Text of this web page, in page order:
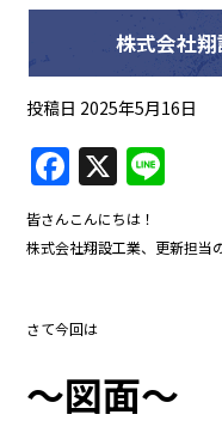
株式会社
投稿日 2025年5月16日
F
a
c
b
o
X
e
皆さんこんにちは！
株式会社翔設工業、更新担当
さて今回は
～図面～